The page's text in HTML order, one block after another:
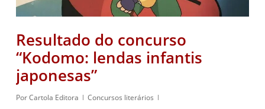
Resultado do concurso
“Kodomo: lendas infantis
japonesas”
PorCartola Editora Concursos literários